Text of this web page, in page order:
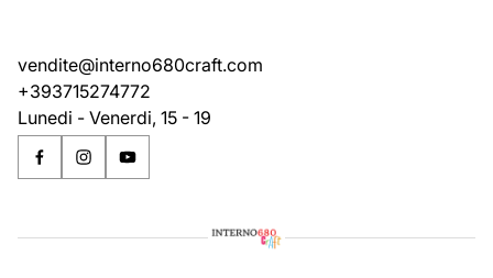
vendite@interno680craft.com
+393715274772
Lunedi - Venerdi, 15 - 19